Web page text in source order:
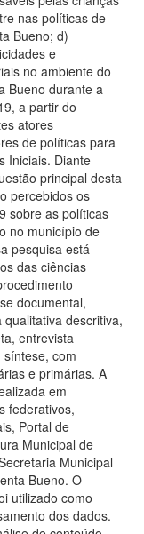
nas políticas de
Bueno; d)
e
no ambiente do
Bueno durante a
a partir do
atores
de políticas para
Iniciais. Diante
principal desta
percebidos os
sobre as políticas
no município de
pesquisa está
das ciências
documental,
descritiva,
entrevista
com
e primárias. A
em
federativos,
Portal de
Municipal de
Municipal
Bueno. O
utilizado como
dos dados.